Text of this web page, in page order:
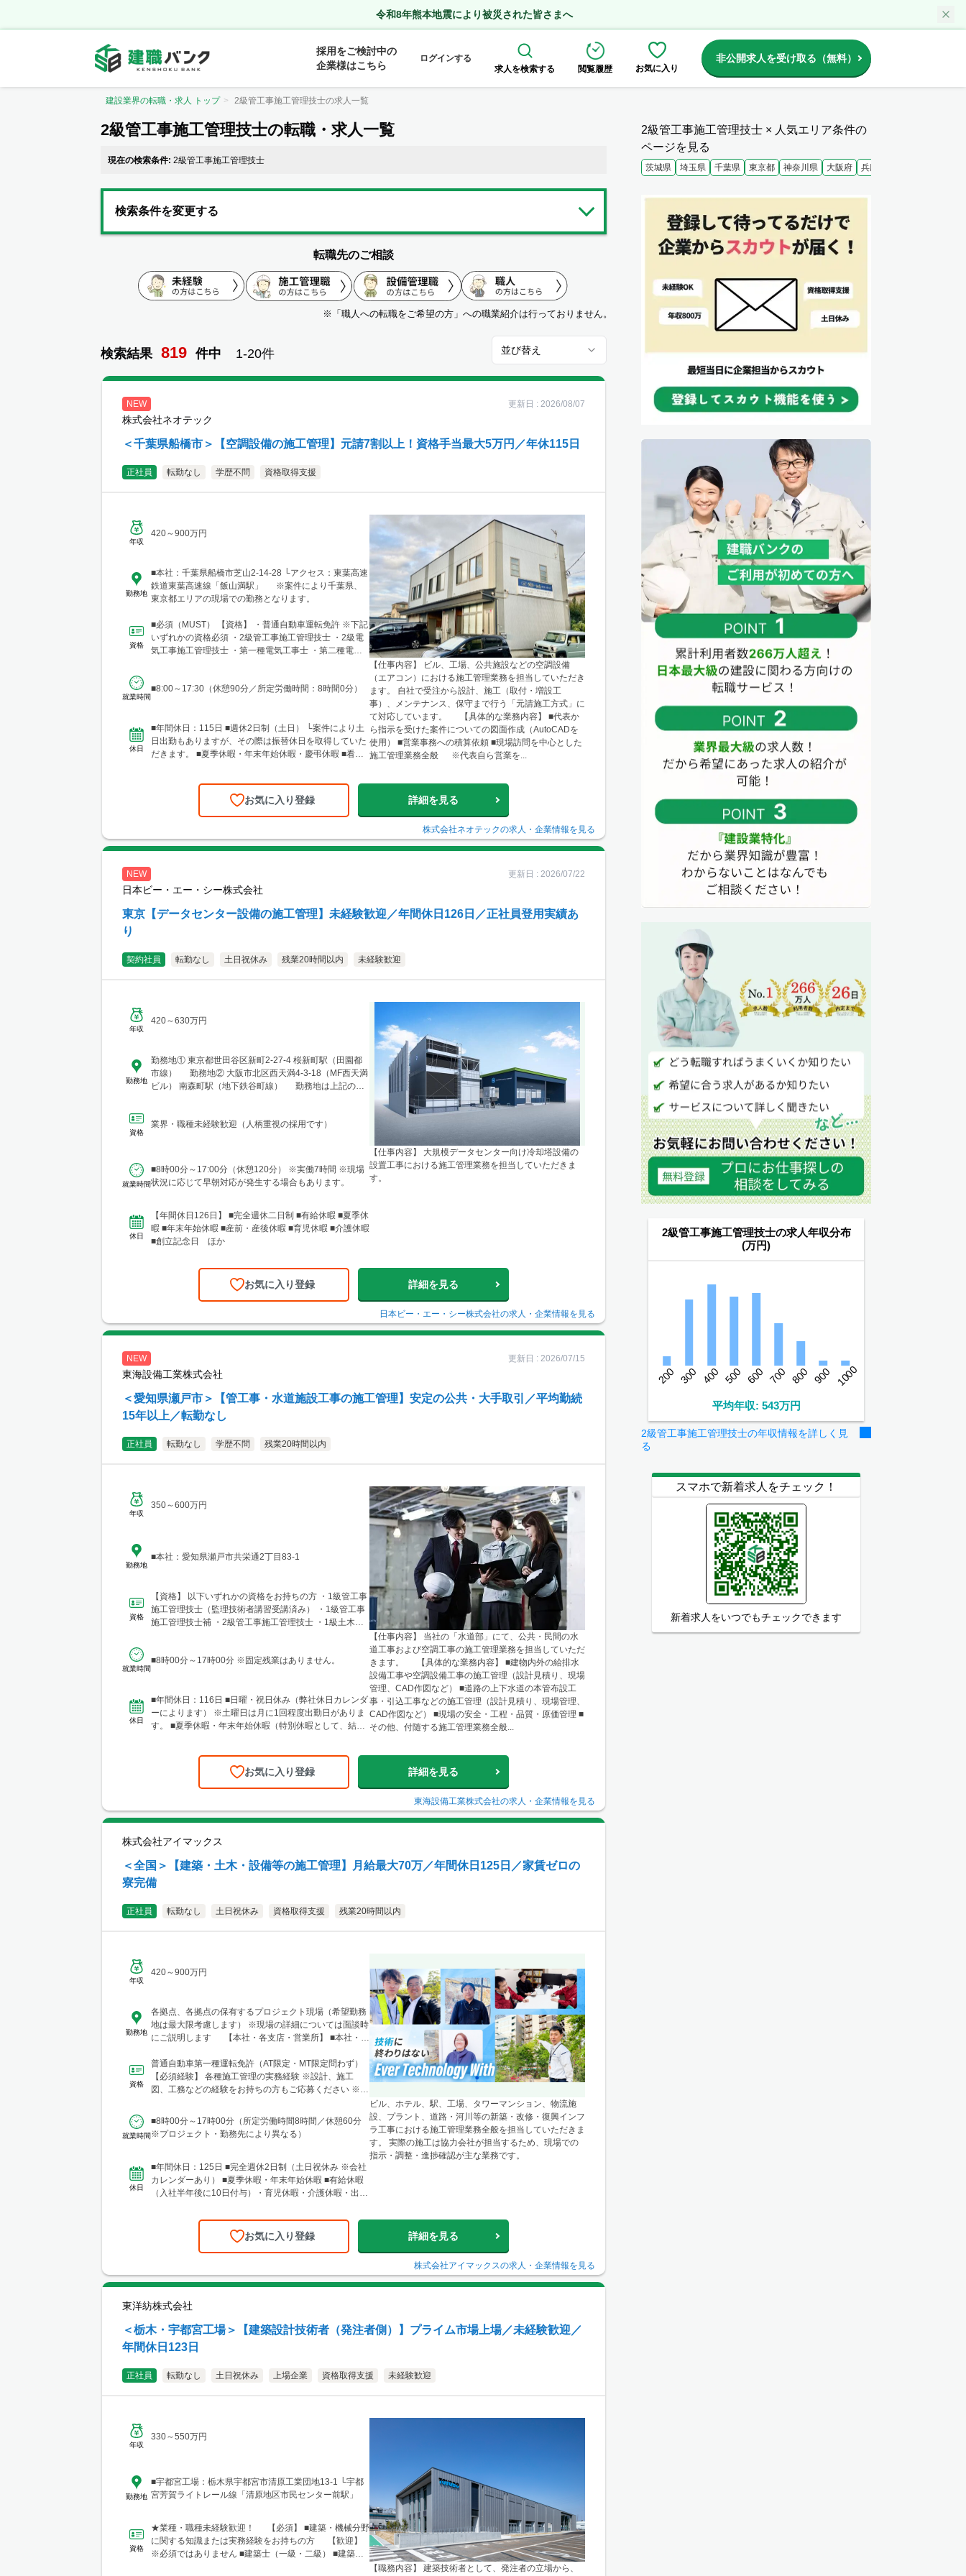
令和8年熊本地震により被災された皆さまへ
採用をご検討中の
企業様はこちら
ログインする
求人を検索する
閲覧履歴 お気に入り
非公開求人を受け取る（無料）
建設業界の転職・求人 トップ 2級管工事施工管理技士の求人一覧
2級管工事施工管理技士の転職・求人一覧
現在の検索条件: 2級管工事施工管理技士
検索条件を変更する
転職先のご相談
※「職人への転職をご希望の方」への職業紹介は行っておりません。
検索結果 819 件中 1-20件 並び替え
NEW 更新日 : 2026/08/07
株式会社ネオテック
＜千葉県船橋市＞【空調設備の施工管理】元請7割以上！資格手当最大5万円／年休115日
正社員 転勤なし 学歴不問 資格取得支援
年収
420～900万円
勤務地
■本社：千葉県船橋市芝山2-14-28 └アクセス：東葉高速
鉄道東葉高速線「飯山満駅」 ※案件により千葉県、
東京都エリアの現場での勤務となります。
資格
■必須（MUST） 【資格】 ・普通自動車運転免許 ※下記
いずれかの資格必須 ・2級管工事施工管理技士 ・2級電
気工事施工管理技士 ・第一種電気工事士 ・第二種電気
就業時間
■8:00～17:30（休憩90分／所定労働時間：8時間0分）
休日
■年間休日：115日 ■週休2日制（土日） └案件により土
日出勤もありますが、その際は振替休日を取得していた
だきます。 ■夏季休暇・年末年始休暇・慶弔休暇 ■看護
【仕事内容】 ビル、工場、公共施設などの空調設備
（エアコン）における施工管理業務を担当していただき
ます。 自社で受注から設計、施工（取付・増設工
事）、メンテナンス、保守まで行う「元請施工方式」に
て対応しています。 【具体的な業務内容】 ■代表か
ら指示を受けた案件についての図面作成（AutoCADを
使用） ■営業事務への積算依頼 ■現場訪問を中心とした
施工管理業務全般 ※代表自ら営業を...
お気に入り登録 詳細を見る
株式会社ネオテックの求人・企業情報を見る
NEW 更新日 : 2026/07/22
日本ビー・エー・シー株式会社
東京【データセンター設備の施工管理】未経験歓迎／年間休日126日／正社員登用実績あ
り
契約社員 転勤なし 土日祝休み 残業20時間以内 未経験歓迎
年収
420～630万円
勤務地
勤務地① 東京都世田谷区新町2-27-4 桜新町駅（田園都
市線） 勤務地② 大阪市北区西天満4-3-18（MF西天満
ビル） 南森町駅（地下鉄谷町線） 勤務地は上記の通
千葉県、大阪府など）。 希望する勤務地は相談可能で
難しい現場の場合は、現場近隣での借り上げ住宅の利用
が可能です。 （物件はご自身で選定いただき、会社にて
法人契約を行います） ※借り上げ住宅は駐車場代込みで
資格
業界・職種未経験歓迎（人柄重視の採用です）
就業時間
■8時00分～17:00分（休憩120分） ※実働7時間 ※現場
状況に応じて早朝対応が発生する場合もあります。
休日
【年間休日126日】 ■完全週休二日制 ■有給休暇 ■夏季休
暇 ■年末年始休暇 ■産前・産後休暇 ■育児休暇 ■介護休暇
■創立記念日 ほか
【仕事内容】 大規模データセンター向け冷却塔設備の
設置工事における施工管理業務を担当していただきま
す。
お気に入り登録 詳細を見る
日本ビー・エー・シー株式会社の求人・企業情報を見る
NEW 更新日 : 2026/07/15
東海設備工業株式会社
＜愛知県瀬戸市＞【管工事・水道施設工事の施工管理】安定の公共・大手取引／平均勤続
15年以上／転勤なし
正社員 転勤なし 学歴不問 残業20時間以内
年収
350～600万円
勤務地
■本社：愛知県瀬戸市共栄通2丁目83-1
資格
【資格】 以下いずれかの資格をお持ちの方 ・1級管工事
施工管理技士（監理技術者講習受講済み） ・1級管工事
施工管理技士補 ・2級管工事施工管理技士 ・1級土木施
就業時間
■8時00分～17時00分 ※固定残業はありません。
休日
■年間休日：116日 ■日曜・祝日休み（弊社休日カレンダ
ーによります） ※土曜日は月に1回程度出勤日がありま
す。 ■夏季休暇・年末年始休暇（特別休暇として、結
【仕事内容】 当社の「水道部」にて、公共・民間の水
道工事および空調工事の施工管理業務を担当していただ
きます。 【具体的な業務内容】 ■建物内外の給排水
設備工事や空調設備工事の施工管理（設計見積り、現場
管理、CAD作図など） ■道路の上下水道の本管布設工
事・引込工事などの施工管理（設計見積り、現場管理、
CAD作図など） ■現場の安全・工程・品質・原価管理 ■
その他、付随する施工管理業務全般...
お気に入り登録 詳細を見る
東海設備工業株式会社の求人・企業情報を見る
株式会社アイマックス
＜全国＞【建築・土木・設備等の施工管理】月給最大70万／年間休日125日／家賃ゼロの
寮完備
正社員 転勤なし 土日祝休み 資格取得支援 残業20時間以内
年収
420～900万円
勤務地
各拠点、各拠点の保有するプロジェクト現場（希望勤務
地は最大限考慮します） ※現場の詳細については面談時
にご説明します 【本社・各支店・営業所】 ■本社・関
テートメナー1055 └アクセス：京王線「新宿駅」から徒
歩5分 ※東京都を中心とした首都圏のほか、栃木・群
馬・茨城・埼玉・山梨・千葉・神奈川などに関東圏内の
区中央1丁目7-4（アーケード内） 宮城商事ビル4F ※宮
城県エリアのほか、青森・岩手・秋田・山形・福島など
に現場あり ■北日本支店 札幌営業所・建設総合技術セ
13 NKエルムビル1F └アクセス：地下鉄「北12条駅」徒
歩3分、JR「札幌駅」徒歩9分 ※札幌を中心とした道央
圏のほか、道南・道東・道北の各地区（小樽・千歳・岩
所 兵庫県神戸市中央区東町122-2 港都ビル8階 └アクセ
ス：「三宮・花時計前駅」から徒歩2分、「三宮駅」か
ら徒歩8分 ※関西、近畿圏を中心としたエリアのほか、
前第3ビル5階10号 └アクセス：阪急電鉄「大阪梅田
良好 ※関西、近畿圏を中心としたエリアのほか、東海・
北陸エリアにも現場あり。
資格
普通自動車第一種運転免許（AT限定・MT限定問わず）
【必須経験】 各種施工管理の実務経験 ※設計、施工
図、工務などの経験をお持ちの方もご応募ください ※経
就業時間
■8時00分～17時00分（所定労働時間8時間／休憩60分
※プロジェクト・勤務先により異なる）
休日
■年間休日：125日 ■完全週休2日制（土日祝休み ※会社
カレンダーあり） ■夏季休暇・年末年始休暇 ■有給休暇
（入社半年後に10日付与）・育児休暇・介護休暇・出張
ビル、ホテル、駅、工場、タワーマンション、物流施
設、プラント、道路・河川等の新築・改修・復興インフ
ラ工事における施工管理業務全般を担当していただきま
す。 実際の施工は協力会社が担当するため、現場での
指示・調整・進捗確認が主な業務です。
お気に入り登録 詳細を見る
株式会社アイマックスの求人・企業情報を見る
東洋紡株式会社
＜栃木・宇都宮工場＞【建築設計技術者（発注者側）】プライム市場上場／未経験歓迎／
年間休日123日
正社員 転勤なし 土日祝休み 上場企業 資格取得支援 未経験歓迎
年収
330～550万円
勤務地
■宇都宮工場：栃木県宇都宮市清原工業団地13-1 └宇都
宮芳賀ライトレール線「清原地区市民センター前駅」
資格
★業種・職種未経験歓迎！ 【必須】 ■建築・機械分野
に関する知識または実務経験をお持ちの方 【歓迎】
※必須ではありません ■建築士（一級・二級） ■建築施
【職務内容】 建築技術者として、発注者の立場から、
2級管工事施工管理技士 × 人気エリア条件の
ページを見る
茨城県 埼玉県 千葉県 東京都 神奈川県 大阪府 兵庫県
2級管工事施工管理技士の求人年収分布
(万円)
200 300 400 500 600 700 800 900 1000
平均年収: 543万円
2級管工事施工管理技士の年収情報を詳しく見
る
スマホで新着求人をチェック！
新着求人をいつでもチェックできます